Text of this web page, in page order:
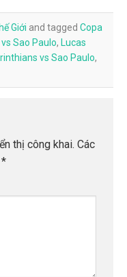
Giới and tagged Copa
Sao Paulo, Lucas
vs Sao Paulo,
thị công khai. Các
*